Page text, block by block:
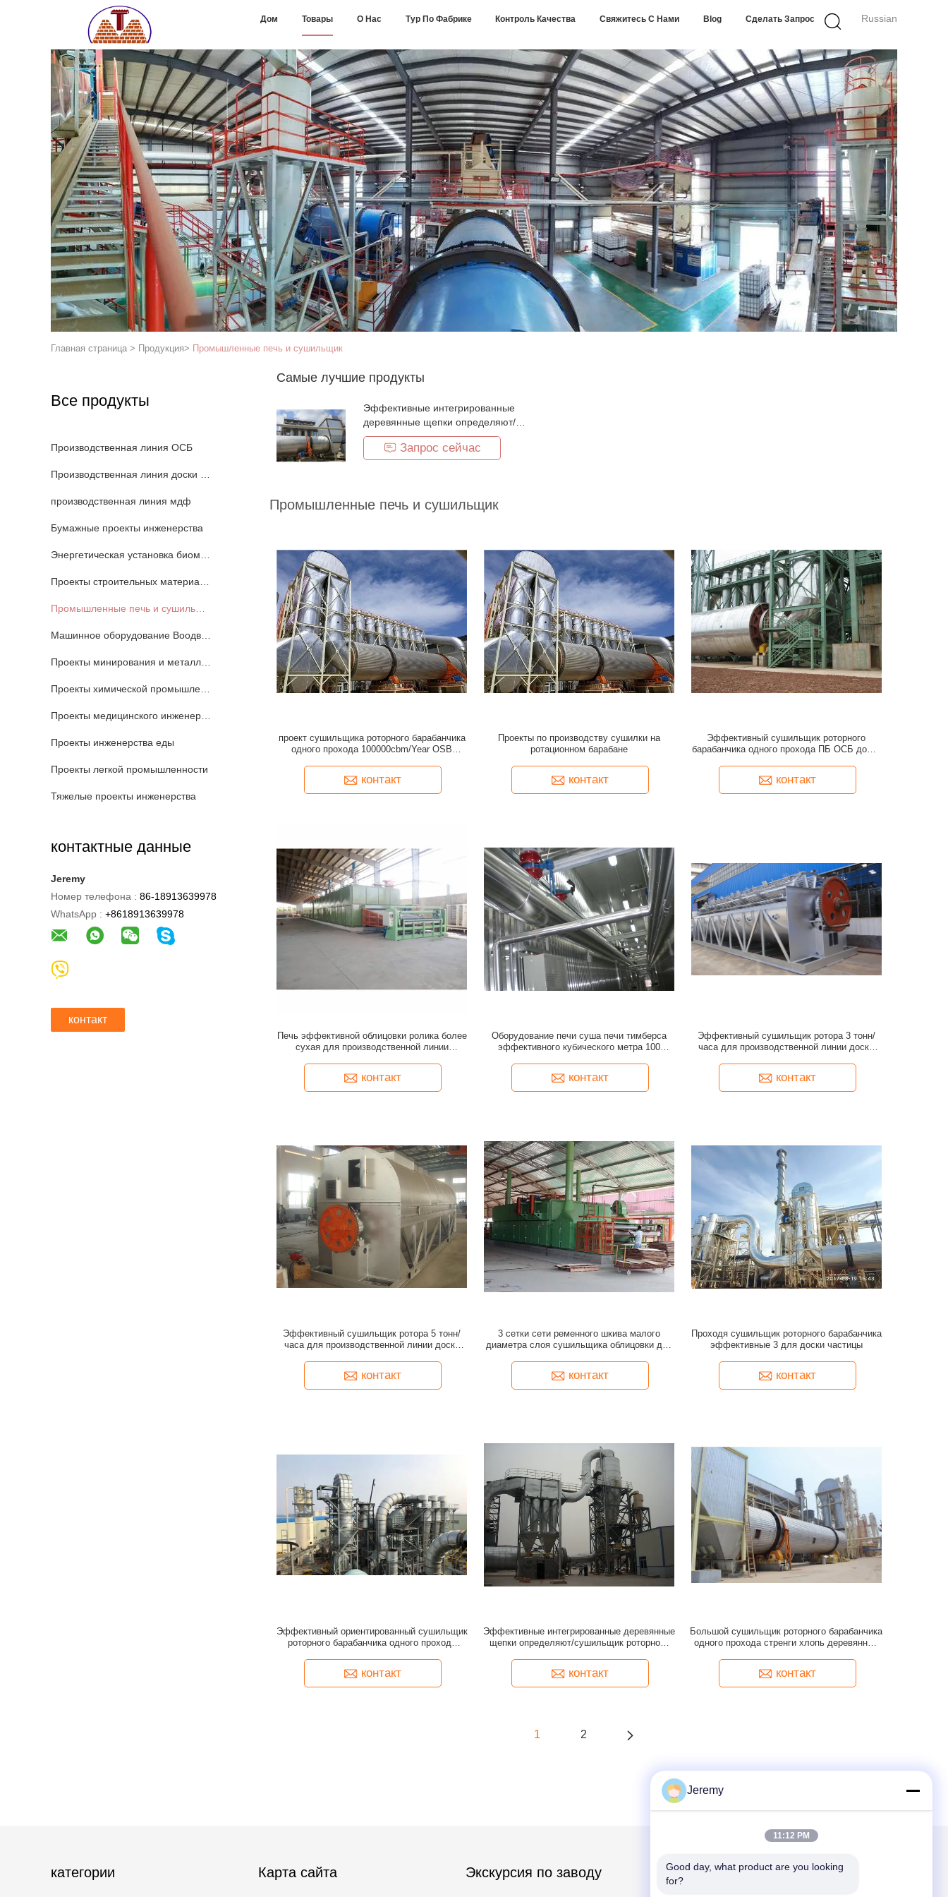
Russian
Дом Товары О Нас Тур По Фабрике Контроль Качества Свяжитесь С Нами Blog Сделать Запрос
Главная страница > Продукция> Промышленные печь и сушильщик
Все продукты
Производственная линия ОСБ
Производственная линия доски частицы
производственная линия мдф
Бумажные проекты инженерства
Энергетическая установка биомассы
Проекты строительных материалов
Промышленные печь и сушильщик
Машинное оборудование Воодворкинг промышленное
Проекты минирования и металлургии
Проекты химической промышленности
Проекты медицинского инженерства
Проекты инженерства еды
Проекты легкой промышленности
Тяжелые проекты инженерства
контактные данные
Jeremy
Номер телефона : 86-18913639978
WhatsApp : +8618913639978
контакт
Самые лучшие продукты
Эффективные интегрированные
деревянные щепки определяют/
сушильщик роторного барабанчика
пропуска тройки
Запрос сейчас
Промышленные печь и сушильщик
проект сушильщика роторного барабанчика
одного прохода 100000cbm/Year OSB
контакт
Проекты по производству сушилки на
ротационном барабане
контакт
Эффективный сушильщик роторного
барабанчика одного прохода ПБ ОСБ доски
контакт
Печь эффективной облицовки ролика более
сухая для производственной линии
контакт
Оборудование печи суша печи тимберса
эффективного кубического метра 100
контакт
Эффективный сушильщик ротора 3 тонн/
часа для производственной линии доски
контакт
Эффективный сушильщик ротора 5 тонн/
часа для производственной линии доски
контакт
3 сетки сети ременного шкива малого
диаметра слоя сушильщика облицовки для
контакт
Проходя сушильщик роторного барабанчика
эффективные 3 для доски частицы
контакт
Эффективный ориентированный сушильщик
роторного барабанчика одного прохода
контакт
Эффективные интегрированные деревянные
щепки определяют/сушильщик роторного
контакт
Большой сушильщик роторного барабанчика
одного прохода стренги хлопь деревянных
контакт
1 2
категории Карта сайта Экскурсия по заводу Написать нам
Jeremy
11:12 PM
Good day, what product are you looking
for?